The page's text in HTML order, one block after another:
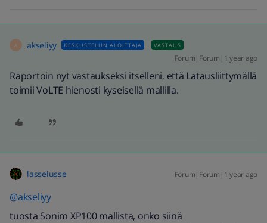
A akseliyy KESKUSTELUN ALOITTAJA VASTAUS
Forum|Forum|1 year ago
Raportoin nyt vastaukseksi itselleni, että Latausliittymällä
toimii VoLTE hienosti kyseisellä mallilla.
lasselusse Forum|Forum|1 year ago
@akseliyy
tuosta Sonim XP100 mallista, onko siinä